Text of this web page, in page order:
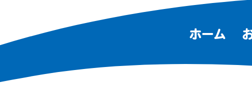
ホーム